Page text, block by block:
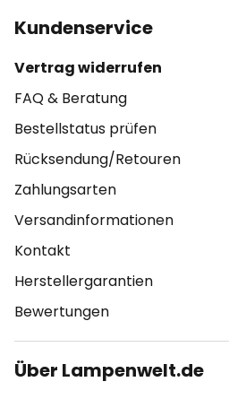
Kundenservice
Vertrag widerrufen
FAQ & Beratung
Bestellstatus prüfen
Rücksendung/Retouren
Zahlungsarten
Versandinformationen
Kontakt
Herstellergarantien
Bewertungen
Über Lampenwelt.de